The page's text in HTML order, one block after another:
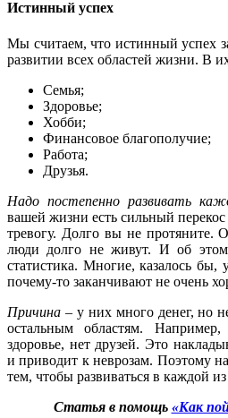
Истинный успех
Мы считаем, что истинный успех
развитии всех областей жизни. В
Семья;
Здоровье;
Хобби;
Финансовое благополучие;
Работа;
Друзья.
Надо постепенно развивать
вашей жизни есть сильный
тревогу. Долго вы не протяните.
люди долго не живут. И об
статистика. Многие, казалось
почему-то заканчивают не очень
Причина – у них много денег, но
остальным областям.
здоровье, нет друзей. Это
и приводит к неврозам. Поэтому
тем, чтобы развиваться в каждой из
Статья в помощь «Как